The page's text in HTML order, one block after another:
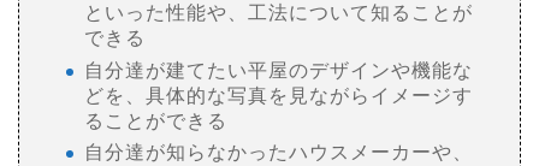
といった性能や、工法について知ることが
できる
自分達が建てたい平屋のデザインや機能な
どを、具体的な写真を見ながらイメージす
ることができる
自分達が知らなかったハウスメーカーや、